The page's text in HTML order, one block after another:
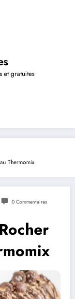
et gratuites
Thermomix
0 Commentaires